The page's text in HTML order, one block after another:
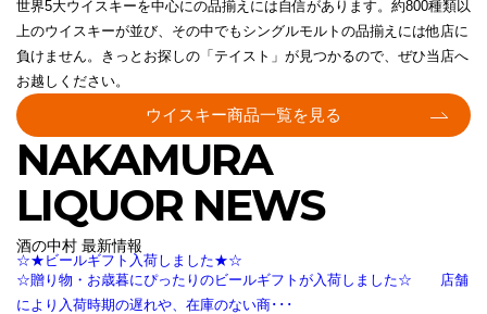
世界5大ウイスキーを中心にの品揃えには自信があります。約800種類以
上のウイスキーが並び、その中でもシングルモルトの品揃えには他店に
負けません。きっとお探しの「テイスト」が見つかるので、ぜひ当店へ
お越しください。
ウイスキー商品一覧を見る
NAKAMURA
LIQUOR NEWS
酒の中村 最新情報
☆★ビールギフト入荷しました★☆
☆贈り物・お歳暮にぴったりのビールギフトが入荷しました☆ 店舗
により入荷時期の遅れや、在庫のない商･･･